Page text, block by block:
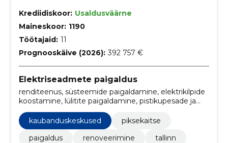
Krediidiskoor: Usaldusväärne
Maineskoor: 1190
Töötajaid: 11
Prognooskäive (2026): 392 757 €
Elektriseadmete paigaldus
renditeenus, süsteemide paigaldamine, elektrikilpide
koostamine, lülitite paigaldamine, pistikupesade ja
tarnijad, elamurajoonid, elektrisüsteemide
renoveerimine, Piksekaitse
kaubanduskeskused
piksekaitse
paigaldus
renoveerimine
tallinn